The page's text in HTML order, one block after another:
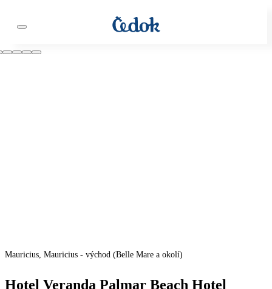
Mauricius, Mauricius - východ (Belle Mare a okolí)
Hotel Veranda Palmar Beach Hotel